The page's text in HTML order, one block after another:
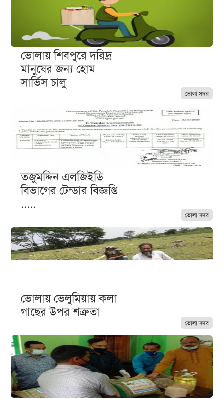
ভোলা সদর
ভোলায় শিবপুরে দরিদ্র
মানুষের জন্য হোম
সার্ভিস চালু
ভোলা সদর
তজুমদ্দিন এলজিইডি
বিভাগের টেন্ডার বিজ্ঞপ্তি
.....
ভোলা সদর
ভোলায় ভেলুমিয়ায় কলা
গাছের উপর শত্রুতা